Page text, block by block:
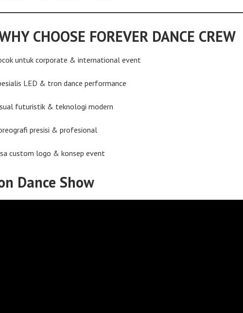
CHOOSE FOREVER DANCE CREW
untuk corporate & international event
LED & tron dance performance
futuristik & teknologi modern
presisi & profesional
custom logo & konsep event
Dance Show